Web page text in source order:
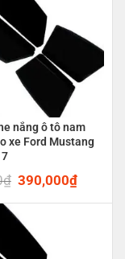
nắng ô tô nam
xe Ford Mustang
₫ Original
was:
550,000₫.
390,000₫Current
is: